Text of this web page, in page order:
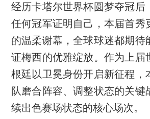
经历卡塔尔世界杯圆梦夺冠后
任何冠军证明自己，本届首秀
的温柔谢幕，全球球迷都期待
证梅西的优雅绽放。作为上届
根廷以卫冕身份开启新征程，
队磨合阵容、调整状态的关键
续出色赛场状态的核心场次。